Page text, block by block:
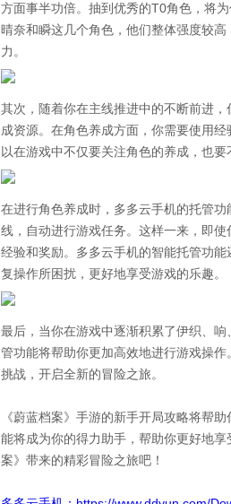
方面事半功倍。抽到优秀的T0角色，将
晴奈和瞬这几个角色，他们整体强度较
力。
其次，随着你在主线推进中的不断前进
成资源。在角色养成方面，你需要使用
以在游戏中不仅要关注角色的养成，也
在进行角色养成时，多多云手机的托管
线，自动进行游戏任务。这样一来，即
经验和奖励。多多云手机的智能托管功
复操作所困扰，更好地享受游戏的乐趣。
最后，当你在游戏中逐渐积累了伊织、
管功能将帮助你更加高效地进行游戏操
挑战，开启全新的冒险之旅。
《蔚蓝档案》手游的新手开局攻略将帮
能将成为你的得力助手，帮助你更好地
案》带来的精彩冒险之旅吧！